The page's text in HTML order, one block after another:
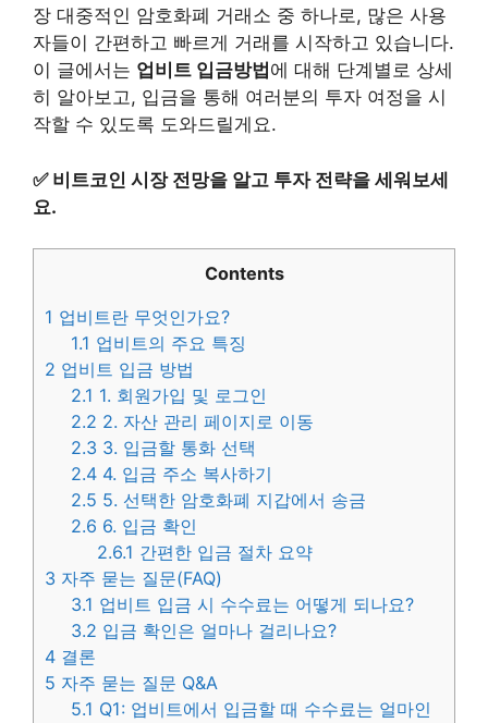
장 대중적인 암호화폐 거래소 중 하나로, 많은 사용
자들이 간편하고 빠르게 거래를 시작하고 있습니다.
이 글에서는 업비트 입금방법 에 대해 단계별로 상세
히 알아보고, 입금을 통해 여러분의 투자 여정을 시
작할 수 있도록 도와드릴게요.
✅ 비트코인 시장 전망을 알고 투자 전략을 세워보세
요.
Contents
1 업비트란 무엇인가요?
1.1 업비트의 주요 특징
2 업비트 입금 방법
2.1 1. 회원가입 및 로그인
2.2 2. 자산 관리 페이지로 이동
2.3 3. 입금할 통화 선택
2.4 4. 입금 주소 복사하기
2.5 5. 선택한 암호화폐 지갑에서 송금
2.6 6. 입금 확인
2.6.1 간편한 입금 절차 요약
3 자주 묻는 질문(FAQ)
3.1 업비트 입금 시 수수료는 어떻게 되나요?
3.2 입금 확인은 얼마나 걸리나요?
4 결론
5 자주 묻는 질문 Q&A
5.1 Q1: 업비트에서 입금할 때 수수료는 얼마인